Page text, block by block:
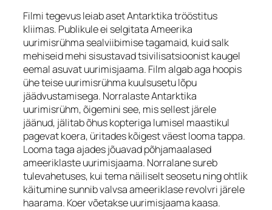
Filmi tegevus leiab aset Antarktika trööstitus
kliimas. Publikule ei selgitata Ameerika
uurimisrühma sealviibimise tagamaid, kuid salk
mehiseid mehi sisustavad tsivilisatsioonist kaugel
eemal asuvat uurimisjaama. Film algab aga hoopis
ühe teise uurimisrühma kuulsusetu lõpu
jäädvustamisega. Norralaste Antarktika
uurimisrühm, õigemini see, mis sellest järele
jäänud, jälitab õhus kopteriga lumisel maastikul
pagevat koera, üritades kõigest väest looma tappa.
Looma taga ajades jõuavad põhjamaalased
ameeriklaste uurimisjaama. Norralane sureb
tulevahetuses, kui tema näiliselt seosetu ning ohtlik
käitumine sunnib valvsa ameeriklase revolvri järele
haarama. Koer võetakse uurimisjaama kaasa.